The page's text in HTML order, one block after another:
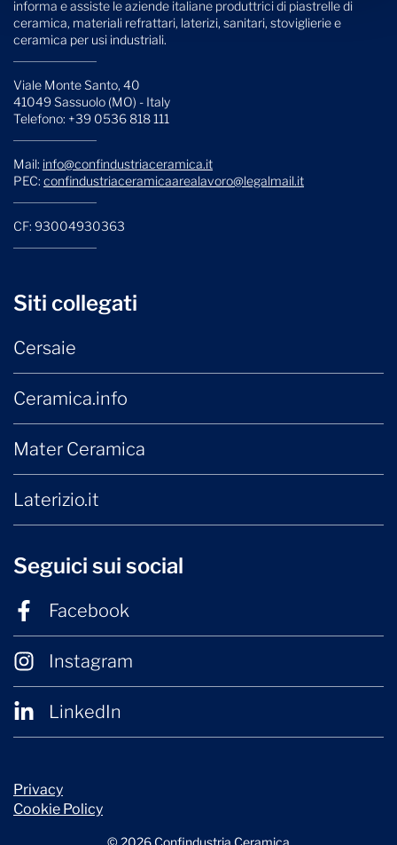
informa e assiste le aziende italiane produttrici di piastrelle di
ceramica, materiali refrattari, laterizi, sanitari, stoviglierie e
ceramica per usi industriali.
Viale Monte Santo, 40
41049 Sassuolo (MO) - Italy
Telefono: +39 0536 818 111
Mail: info@confindustriaceramica.it
PEC: confindustriaceramicaarealavoro@legalmail.it
CF: 93004930363
Siti collegati
Cersaie
Ceramica.info
Mater Ceramica
Laterizio.it
Seguici sui social
Facebook
Instagram
LinkedIn
Privacy
Cookie Policy
© 2026 Confindustria Ceramica